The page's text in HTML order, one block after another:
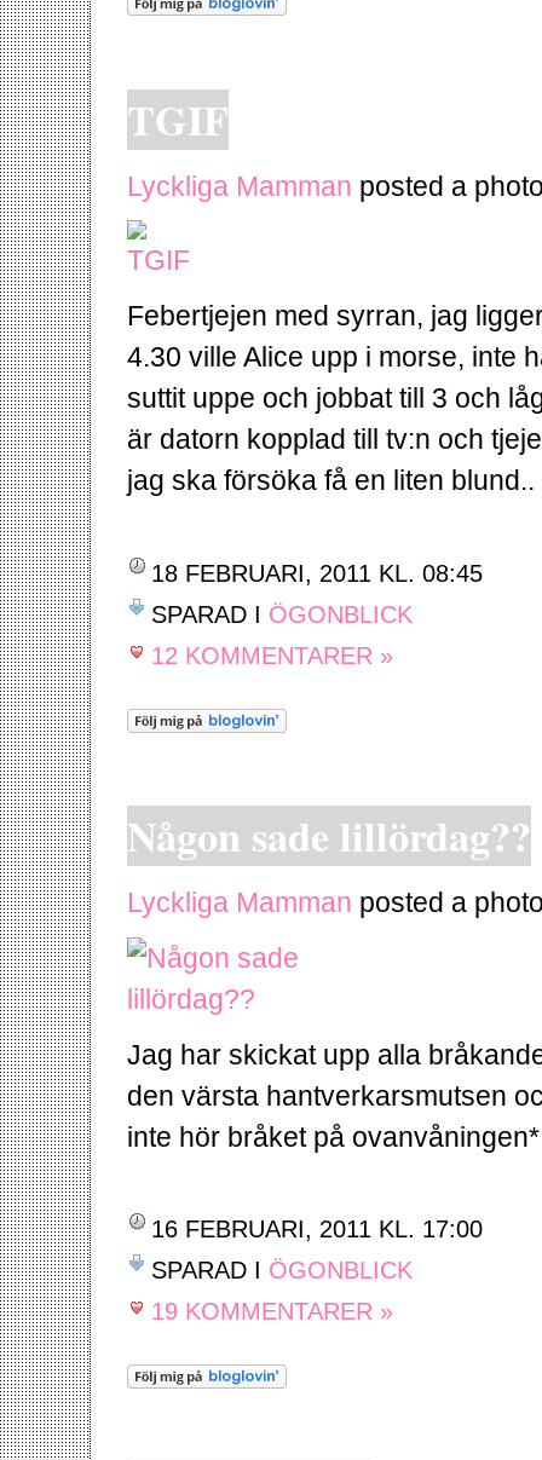
TGIF
Lyckliga Mamman posted a
Febertjejen med syrran, jag
4.30 ville Alice upp i morse, inte
suttit uppe och jobbat till 3 och
är datorn kopplad till tv:n och
jag ska försöka få en liten blund..
18 FEBRUARI, 2011 KL. 08:45
SPARAD I ÖGONBLICK
12 KOMMENTARER »
Någon sade lillördag??
Lyckliga Mamman posted a
Jag har skickat upp alla
den värsta hantverkarsmutsen
inte hör bråket på
16 FEBRUARI, 2011 KL. 17:00
SPARAD I ÖGONBLICK
19 KOMMENTARER »